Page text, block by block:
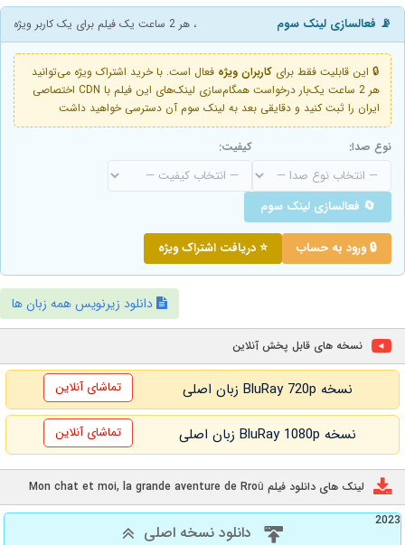
📡 فعالسازی لینک سوم ، هر 2 ساعت یک فیلم برای یک کاربر ویژه
🔒 این قابلیت فقط برای کاربران ویژه فعال است. با خرید اشتراک ویژه می‌توانید
هر 2 ساعت یک‌بار درخواست همگام‌سازی لینک‌های این فیلم با CDN اختصاصی
ایران را ثبت کنید و دقایقی بعد به لینک سوم آن دسترسی خواهید داشت
نوع صدا: کیفیت:
🔄 فعالسازی لینک سوم
🔒 ورود به حساب ⭐ دریافت اشتراک ویژه
دانلود زیرنویس همه زبان ها
نسخه های قابل پخش آنلاین
نسخه BluRay 720p زبان اصلی تماشای آنلاین
نسخه BluRay 1080p زبان اصلی تماشای آنلاین
لینک های دانلود فیلم Mon chat et moi, la grande aventure de Rroû
2023
دانلود نسخه اصلی